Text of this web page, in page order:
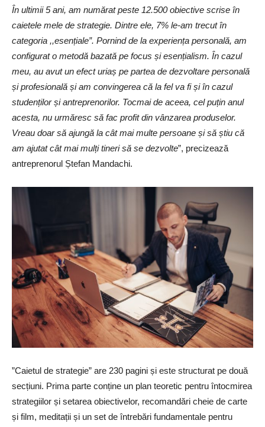
În ultimii 5 ani, am numărat peste 12.500 obiective scrise în
caietele mele de strategie. Dintre ele, 7% le-am trecut în
categoria ,,esențiale”. Pornind de la experiența personală, am
configurat o metodă bazată pe focus și esențialism. În cazul
meu, au avut un efect uriaș pe partea de dezvoltare personală
și profesională și am convingerea că la fel va fi și în cazul
studenților și antreprenorilor. Tocmai de aceea, cel puțin anul
acesta, nu urmăresc să fac profit din vânzarea produselor.
Vreau doar să ajungă la cât mai multe persoane și să știu că
am ajutat cât mai mulți tineri să se dezvolte”, precizează
antreprenorul Ștefan Mandachi.
”Caietul de strategie” are 230 pagini și este structurat pe două
secțiuni. Prima parte conține un plan teoretic pentru întocmirea
strategiilor și setarea obiectivelor, recomandări cheie de carte
și film, meditații și un set de întrebări fundamentale pentru